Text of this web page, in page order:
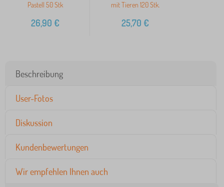
Pastell 50 Stk
26,90 €
mit Tieren 120 Stk.
25,70 €
Beschreibung
User-Fotos
Diskussion
Kundenbewertungen
Wir empfehlen Ihnen auch